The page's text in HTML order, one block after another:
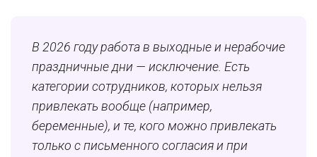
В 2026 году работа в выходные и нерабочие
праздничные дни — исключение. Есть
категории сотрудников, которых нельзя
привлекать вообще (например,
беременные), и те, кого можно привлекать
только с письменного согласия и при